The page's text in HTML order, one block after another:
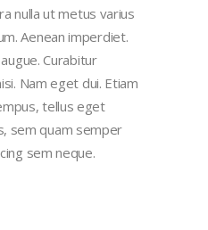
nulla ut metus varius
Aenean imperdiet.
Curabitur
Nam eget dui. Etiam
tellus eget
sem quam semper
sem neque.